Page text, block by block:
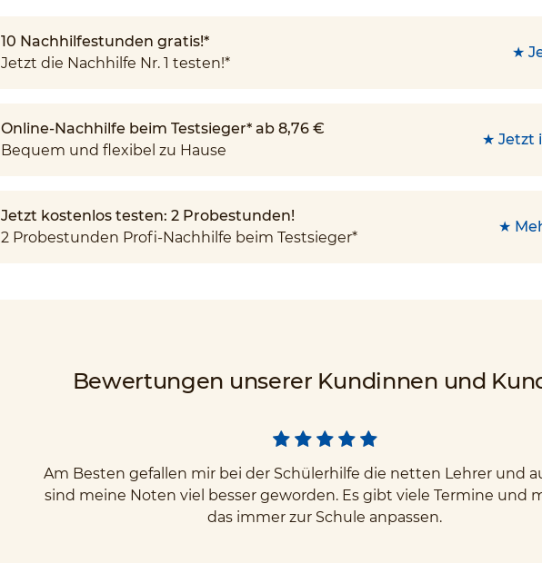
10 Nachhilfestunden gratis!*
Jetzt die Nachhilfe Nr. 1 testen!*
★
Online-Nachhilfe beim Testsieger* ab 8,76 €
Bequem und flexibel zu Hause
★ Jetzt
Jetzt kostenlos testen: 2 Probestunden!
2 Probestunden Profi-Nachhilfe beim Testsieger*
★
Bewertungen unserer Kundinnen und
Am Besten gefallen mir bei der Schülerhilfe die netten Lehrer und
sind meine Noten viel besser geworden. Es gibt viele Termine und
das immer zur Schule anpassen.